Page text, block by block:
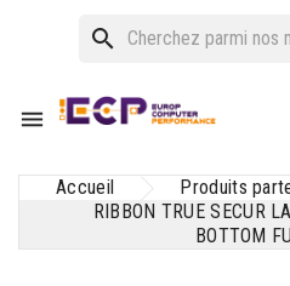
search

Accueil
Produits
RIBBON TRUE SECUR
BOTTOM